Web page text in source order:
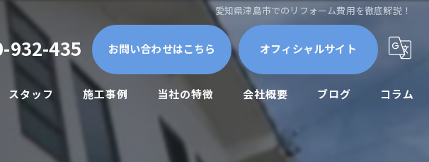
愛知県津島市でのリフォーム費用を徹底解説！
932-435 お問い合わせはこちら オフィシャルサイト
スタッフ 施工事例 当社の特徴
屋根外壁
会社概要 ブログ コラム